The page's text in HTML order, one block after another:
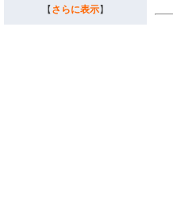
【 さらに表示】